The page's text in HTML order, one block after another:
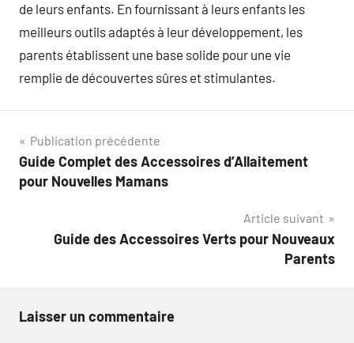
de leurs enfants. En fournissant à leurs enfants les
meilleurs outils adaptés à leur développement, les
parents établissent une base solide pour une vie
remplie de découvertes sûres et stimulantes.
Navigation
de
Publication précédente
Guide Complet des Accessoires d’Allaitement
pour Nouvelles Mamans
Article suivant
Guide des Accessoires Verts pour Nouveaux
Parents
Laisser un commentaire